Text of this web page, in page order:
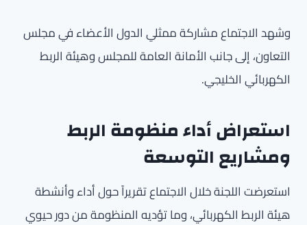
وشهد الاجتماع مشاركة ممثلي الدول الأعضاء في مجلس
التعاون، إلى جانب الأمانة العامة للمجلس وهيئة الربط
الكهربائي الخليجي.
استعراض أداء منظومة الربط
ومشاريع التوسعة
استعرضت اللجنة خلال الاجتماع تقريراً حول أداء وأنشطة
هيئة الربط الكهربائي، وما تؤديه المنظومة من دور حيوي